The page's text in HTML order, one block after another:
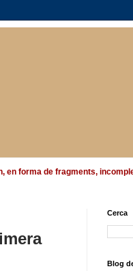
en forma de fragments,
Cerca
Blog